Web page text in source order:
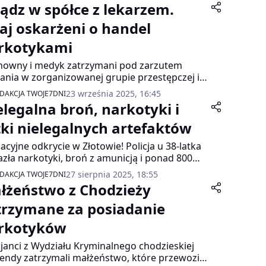
w spółce z lekarzem.
oskarżeni o handel
i medyk zatrzymani pod zarzutem
w zorganizowanej grupie przestępczej i
narkotykami. Obaj pracowali w szpitalu i
zwolnieni.
TWOJE7DNI23 września 2025, 16:45
broń, narkotyki i
nielegalnych artefaktów
odkrycie w Złotowie! Policja u 38-latka
narkotyki, broń z amunicją i ponad 800
archeologicznych!
TWOJE7DNI27 sierpnia 2025, 18:55
z Chodzieży
za posiadanie
z Wydziału Kryminalnego chodzieskiej
zatrzymali małżeństwo, które przewoziło